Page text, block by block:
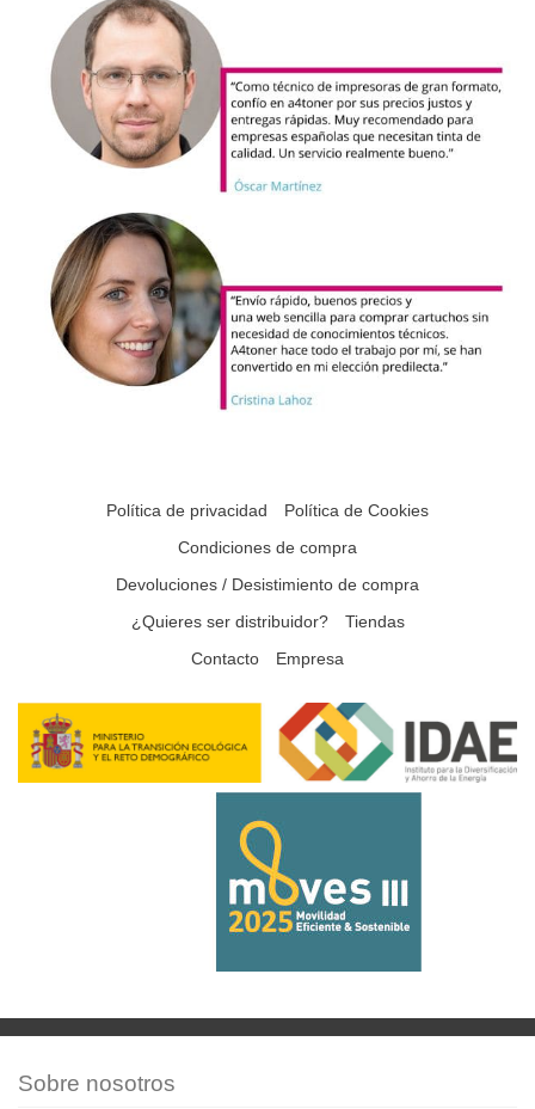
Política de privacidad
Política de Cookies
Condiciones de compra
Devoluciones / Desistimiento de compra
¿Quieres ser distribuidor?
Tiendas
Contacto
Empresa
Sobre nosotros